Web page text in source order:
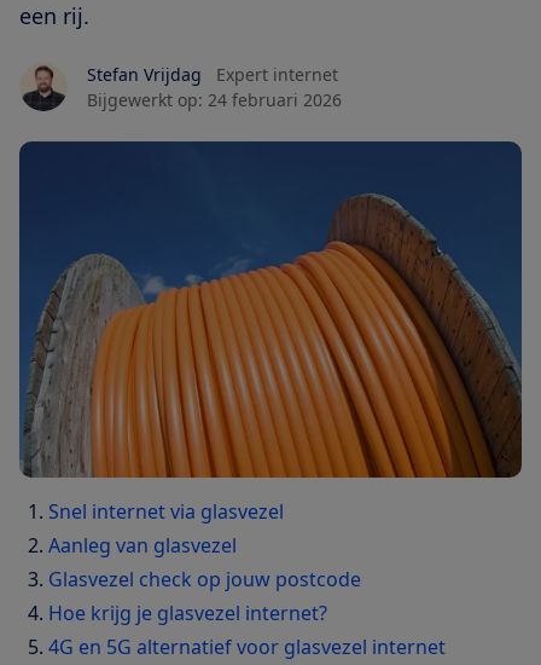
een rij.
Stefan Vrijdag
Expert internet
Bijgewerkt op: 24 februari 2026
Snel internet via glasvezel
Aanleg van glasvezel
Glasvezel check op jouw postcode
Hoe krijg je glasvezel internet?
4G en 5G alternatief voor glasvezel internet